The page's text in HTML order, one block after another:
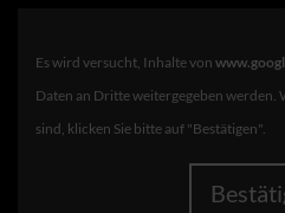
Es wird versucht, Inhalte von
Daten an Dritte weitergegeben werden. Wenn Sie damit einverstanden
sind, klicken Sie bitte auf "Bestätigen".